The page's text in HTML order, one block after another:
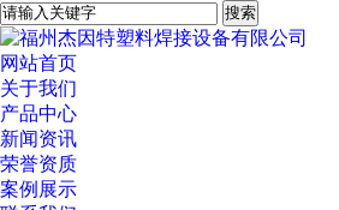
网站首页
关于我们
产品中心
新闻资讯
荣誉资质
案例展示